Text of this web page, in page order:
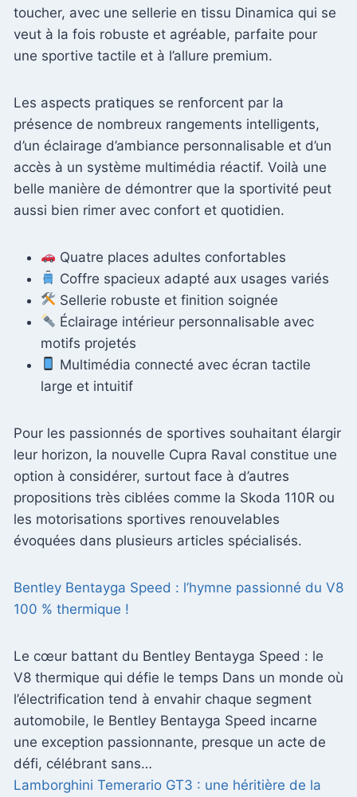
toucher, avec une sellerie en tissu Dinamica qui se
veut à la fois robuste et agréable, parfaite pour
une sportive tactile et à l’allure premium.
Les aspects pratiques se renforcent par la
présence de nombreux rangements intelligents,
d’un éclairage d’ambiance personnalisable et d’un
accès à un système multimédia réactif. Voilà une
belle manière de démontrer que la sportivité peut
aussi bien rimer avec confort et quotidien.
Quatre places adultes confortables
Coffre spacieux adapté aux usages variés
Sellerie robuste et finition soignée
Éclairage intérieur personnalisable avec
motifs projetés
Multimédia connecté avec écran tactile
large et intuitif
Pour les passionnés de sportives souhaitant élargir
leur horizon, la nouvelle Cupra Raval constitue une
option à considérer, surtout face à d’autres
propositions très ciblées comme la Skoda 110R ou
les motorisations sportives renouvelables
évoquées dans plusieurs articles spécialisés.
Bentley Bentayga Speed : l’hymne passionné du V8
100 % thermique !
Le cœur battant du Bentley Bentayga Speed : le
V8 thermique qui défie le temps Dans un monde où
l’électrification tend à envahir chaque segment
automobile, le Bentley Bentayga Speed incarne
une exception passionnante, presque un acte de
défi, célébrant sans…
Lamborghini Temerario GT3 : une héritière de la